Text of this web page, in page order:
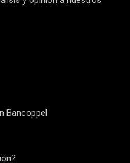
Bancoppel